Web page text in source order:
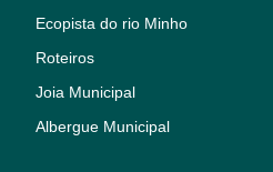
Ecopista do rio Minho
Roteiros
Joia Municipal
Albergue Municipal